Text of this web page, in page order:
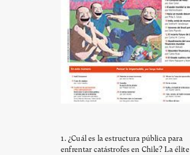
1. ¿Cuál es la estructura pública para
enfrentar catástrofes en Chile? La élite